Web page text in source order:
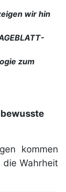
wir hin
zum
kommen
Wahrheit